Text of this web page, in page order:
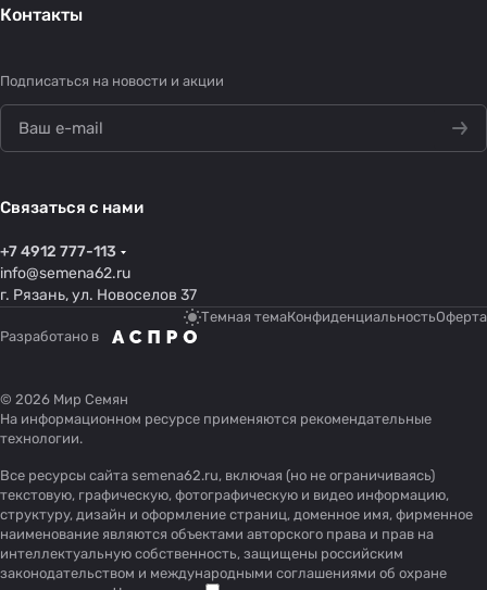
Контакты
Подписаться на новости и акции
Связаться с нами
+7 4912 777-113
info@semena62.ru
г. Рязань, ул. Новоселов 37
Темная темаКонфиденциальностьОферта
Разработано в
© 2026 Мир Семян
На информационном ресурсе применяются рекомендательные
технологии.
Все ресурсы сайта semena62.ru, включая (но не ограничиваясь)
текстовую, графическую, фотографическую и видео информацию,
структуру, дизайн и оформление страниц, доменное имя, фирменное
наименование являются объектами авторского права и прав на
интеллектуальную собственность, защищены российским
законодательством и международными соглашениями об охране